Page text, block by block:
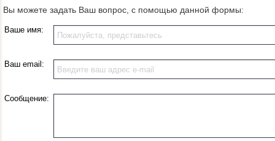
Вы можете задать Ваш вопрос, с помощью данной формы:
Ваше имя:
Ваш email:
Сообщение: